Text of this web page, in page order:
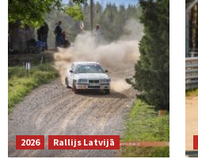
2026 Rallijs Latvijā